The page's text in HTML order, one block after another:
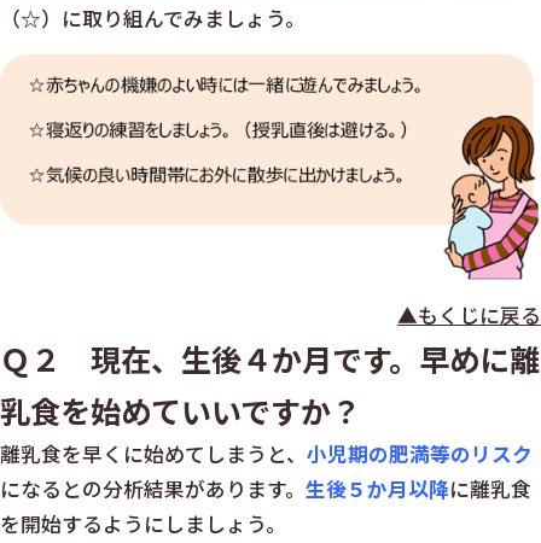
（☆）に取り組んでみましょう。
▲もくじに戻る
Ｑ２ 現在、生後４か月です。早めに離
乳食を始めていいですか？
離乳食を早くに始めてしまうと、 小児期の肥満等のリスク
になるとの分析結果があります。 生後５か月以降に離乳食
を開始するようにしましょう。